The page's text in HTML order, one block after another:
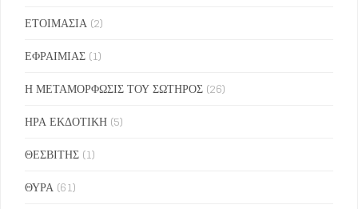
ΕΤΟΙΜΑΣΙΑ (2)
ΕΦΡΑΙΜΙΑΣ (1)
Η ΜΕΤΑΜΟΡΦΩΣΙΣ ΤΟΥ ΣΩΤΗΡΟΣ (26)
ΗΡΑ ΕΚΔΟΤΙΚΗ (5)
ΘΕΣΒΙΤΗΣ (1)
ΘΥΡΑ (61)